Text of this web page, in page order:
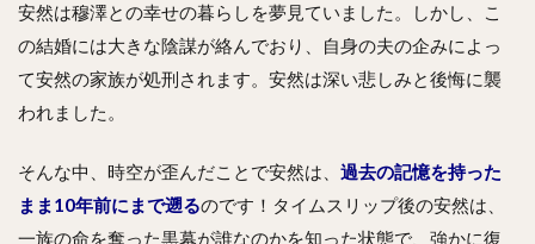
安然は穆澤との幸せの暮らしを夢見ていました。しかし、こ
の結婚には大きな陰謀が絡んでおり、自身の夫の企みによっ
て安然の家族が処刑されます。安然は深い悲しみと後悔に襲
われました。
そんな中、時空が歪んだことで安然は、 過去の記憶を持った
まま10年前にまで遡るのです！タイムスリップ後の安然は、
一族の命を奪った黒幕が誰なのかを知った状態で、強かに復